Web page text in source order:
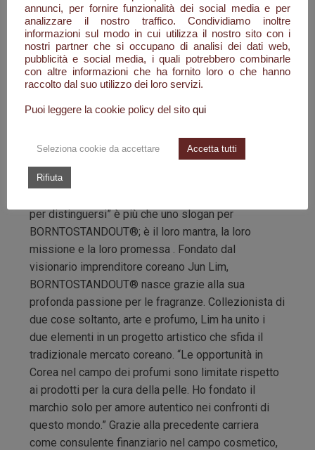
alcuni dei più importanti e conosciuti nasi della
profumeria mondiale, come Olivier Cresp, Daphne
Bugey o Nathalie Lorson. All’esterno un richiamo
alla tradizione coreana, con eleganti flaconi bianchi
che riprendono la delicatezza e il candore della
nei dettagli, provocatorio e disturbante.
Inizialmente gourmand, piene e opulente, tutte le
creazioni olfattive si rivelano a una seconda analisi
complesse, segrete, sporche. Incredibilmente
per distinguersi” è più che uno slogan per
BORNTOSTANDOUT®; è il loro mantra, la loro
missione e la loro promessa . Fondato dal
visionario imprenditore coreano Jun Lim,
BORNTOSTANDOUT® nasce grazie alla sua
profonda passione per le fragranze. Collezionista di
due cose soltanto, arte e profumo, Lim ha unito i
due elementi in un progetto artistico che sfida il
tradizionale mercato coreano. “Le opportunità in
Corea nel campo dei profumi sono limitate rispetto
ai prodotti per la cura della pelle. Ho fondato il
marchio solo per amore autentico nei confronti di
questo mondo.” Grazie alla precedente carriera
come consulente finanziario nel campo cosmetico,
annunci, per fornire funzionalità dei social media e per
analizzare il nostro traffico. Condividiamo inoltre
informazioni sul modo in cui utilizza il nostro sito con i
nostri partner che si occupano di analisi dei dati web,
pubblicità e social media, i quali potrebbero combinarle
con altre informazioni che ha fornito loro o che hanno
raccolto dal suo utilizzo dei loro servizi.
Puoi leggere la cookie policy del sito qui
Seleziona cookie da accettare Accetta tutti
Rifiuta